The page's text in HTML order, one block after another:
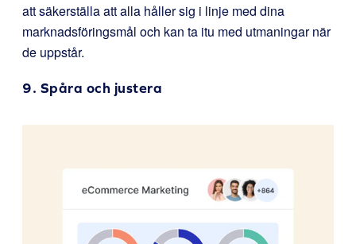
att säkerställa att alla håller sig i linje med dina
marknadsföringsmål och kan ta itu med utmaningar när
de uppstår.
9. Spåra och justera